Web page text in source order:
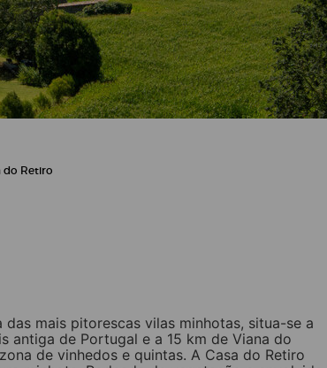
do Retiro
mais pitorescas vilas minhotas, situa-se a
antiga de Portugal e a 15 km de Viana do
de vinhedos e quintas. A Casa do Retiro